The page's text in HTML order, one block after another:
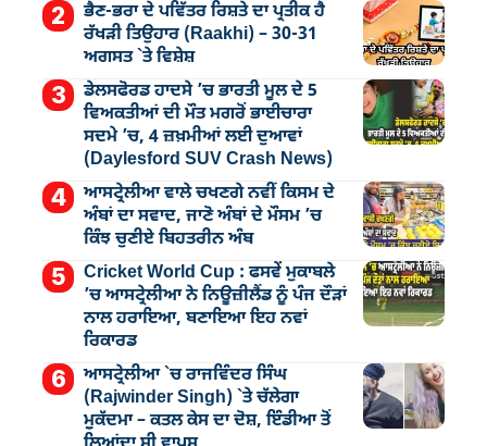
ਭੈਣ-ਭਰਾ ਦੇ ਪਵਿੱਤਰ ਰਿਸ਼ਤੇ ਦਾ ਪ੍ਰਤੀਕ ਹੈ
ਰੱਖੜੀ ਤਿਉਹਾਰ (Raakhi) – 30-31
ਅਗਸਤ `ਤੇ ਵਿਸ਼ੇਸ਼
ਡੇਲਸਫੋਰਡ ਹਾਦਸੇ ’ਚ ਭਾਰਤੀ ਮੂਲ ਦੇ 5
ਵਿਅਕਤੀਆਂ ਦੀ ਮੌਤ ਮਗਰੋਂ ਭਾਈਚਾਰਾ
ਸਦਮੇ ’ਚ, 4 ਜ਼ਖ਼ਮੀਆਂ ਲਈ ਦੁਆਵਾਂ
(Daylesford SUV Crash News)
ਆਸਟ੍ਰੇਲੀਆ ਵਾਲੇ ਚਖਣਗੇ ਨਵੀਂ ਕਿਸਮ ਦੇ
ਅੰਬਾਂ ਦਾ ਸਵਾਦ, ਜਾਣੋ ਅੰਬਾਂ ਦੇ ਮੌਸਮ ’ਚ
ਕਿੰਝ ਚੁਣੀਏ ਬਿਹਤਰੀਨ ਅੰਬ
Cricket World Cup : ਫਸਵੇਂ ਮੁਕਾਬਲੇ
’ਚ ਆਸਟ੍ਰੇਲੀਆ ਨੇ ਨਿਊਜ਼ੀਲੈਂਡ ਨੂੰ ਪੰਜ ਦੌੜਾਂ
ਨਾਲ ਹਰਾਇਆ, ਬਣਾਇਆ ਇਹ ਨਵਾਂ
ਰਿਕਾਰਡ
ਆਸਟ੍ਰੇਲੀਆ `ਚ ਰਾਜਵਿੰਦਰ ਸਿੰਘ
(Rajwinder Singh) `ਤੇ ਚੱਲੇਗਾ
ਮੁੁਕੱਦਮਾ – ਕਤਲ ਕੇਸ ਦਾ ਦੋਸ਼, ਇੰਡੀਆ ਤੋਂ